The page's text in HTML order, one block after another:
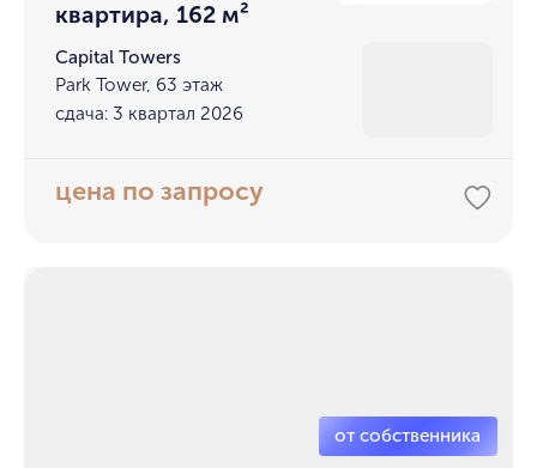
квартира, 162 м²
Capital Towers
Park Tower, 63 этаж
сдача: 3 квартал 2026
цена по запросу